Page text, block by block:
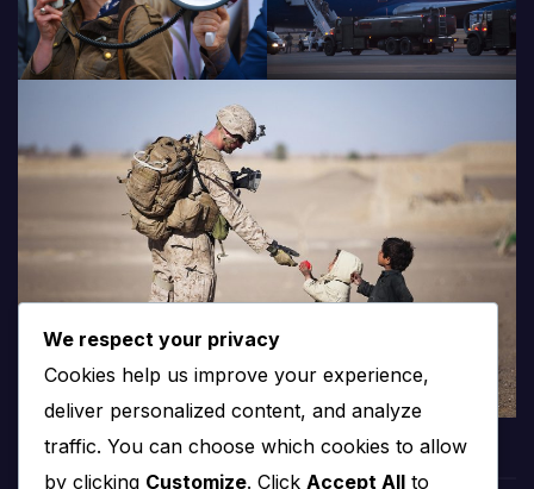
We respect your privacy
Cookies help us improve your experience,
deliver personalized content, and analyze
traffic. You can choose which cookies to allow
by clicking Customize. Click Accept All to